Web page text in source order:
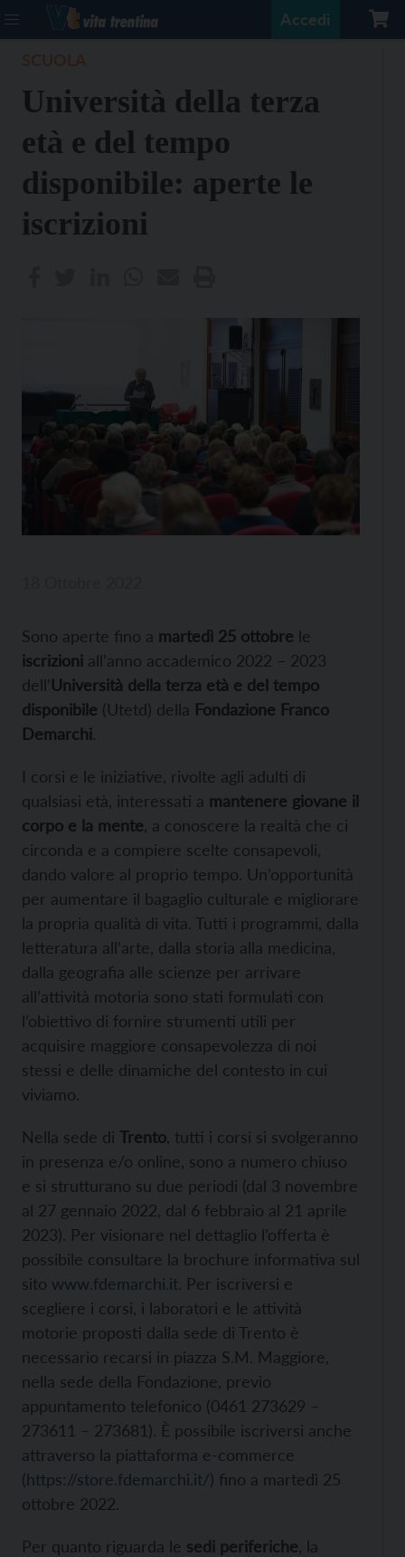
Accedi
Università della terza
età e del tempo
disponibile: aperte le
iscrizioni
Sono aperte fino a martedì 25 ottobre le
iscrizioni all’anno accademico 2022 – 2023
dell’Università della terza età e del tempo
disponibile (Utetd) della Fondazione Franco
Demarchi.
I corsi e le iniziative, rivolte agli adulti di
qualsiasi età, interessati a mantenere giovane il
corpo e la mente , a conoscere la realtà che ci
circonda e a compiere scelte consapevoli,
dando valore al proprio tempo. Un’opportunità
per aumentare il bagaglio culturale e migliorare
la propria qualità di vita. Tutti i programmi, dalla
letteratura all’arte, dalla storia alla medicina,
dalla geografia alle scienze per arrivare
all’attività motoria sono stati formulati con
l’obiettivo di fornire strumenti utili per
acquisire maggiore consapevolezza di noi
stessi e delle dinamiche del contesto in cui
viviamo.
Nella sede di Trento , tutti i corsi si svolgeranno
in presenza e/o online, sono a numero chiuso
e si strutturano su due periodi (dal 3 novembre
al 27 gennaio 2022, dal 6 febbraio al 21 aprile
2023). Per visionare nel dettaglio l’offerta è
possibile consultare la brochure informativa sul
sito www.fdemarchi.it. Per iscriversi e
scegliere i corsi, i laboratori e le attività
motorie proposti dalla sede di Trento è
necessario recarsi in piazza S.M. Maggiore,
nella sede della Fondazione, previo
appuntamento telefonico (0461 273629 –
273611 – 273681). È possibile iscriversi anche
attraverso la piattaforma e-commerce
(https://store.fdemarchi.it/) fino a martedì 25
ottobre 2022.
Per quanto riguarda le sedi periferiche , la